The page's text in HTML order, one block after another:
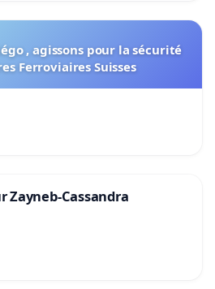
, agissons pour la sécurité
Ferroviaires Suisses
Zayneb-Cassandra